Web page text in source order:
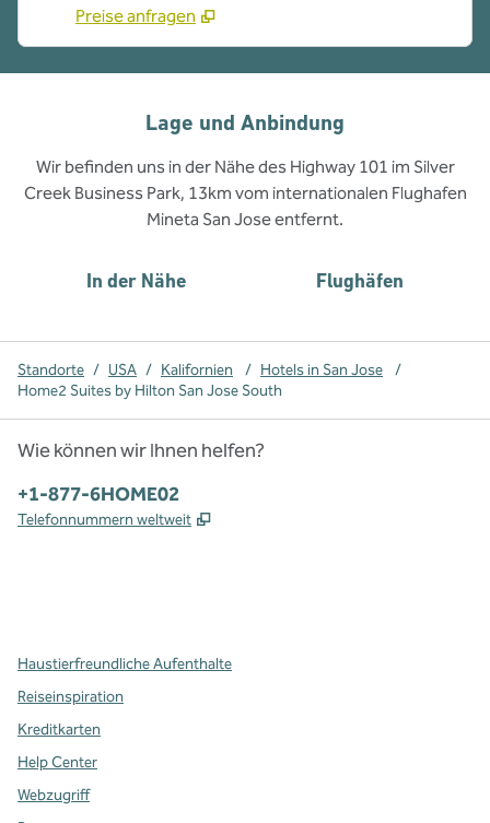
Preise anfragen
Lage und Anbindung
Wir befinden uns in der Nähe des Highway 101 im Silver
Creek Business Park, 13km vom internationalen Flughafen
Mineta San Jose entfernt.
In der Nähe Flughäfen
Standorte / USA / Kalifornien / Hotels in San Jose
/
Home2 Suites by Hilton San Jose South
Wie können wir Ihnen helfen?
Telefon:
+1-877-6HOME02
Telefonnummern weltweit ,
Haustierfreundliche Aufenthalte
Reiseinspiration
Kreditkarten
Help Center
Webzugriff